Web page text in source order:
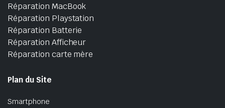
Réparation MacBook
Réparation Playstation
Réparation Batterie
Réparation Afficheur
Réparation carte mère
Plan du Site
Smartphone